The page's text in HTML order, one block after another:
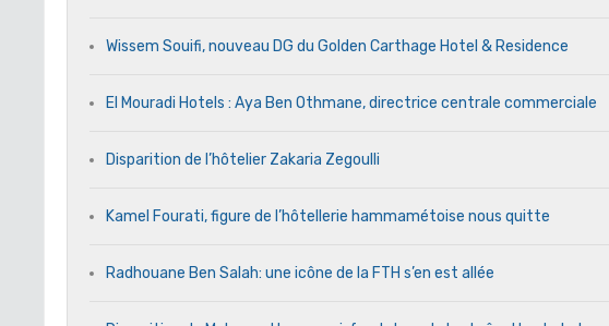
Wissem Souifi, nouveau DG du Golden Carthage Hotel & Residence
El Mouradi Hotels : Aya Ben Othmane, directrice centrale commerciale
Disparition de l’hôtelier Zakaria Zegoulli
Kamel Fourati, figure de l’hôtellerie hammamétoise nous quitte
Radhouane Ben Salah: une icône de la FTH s’en est allée